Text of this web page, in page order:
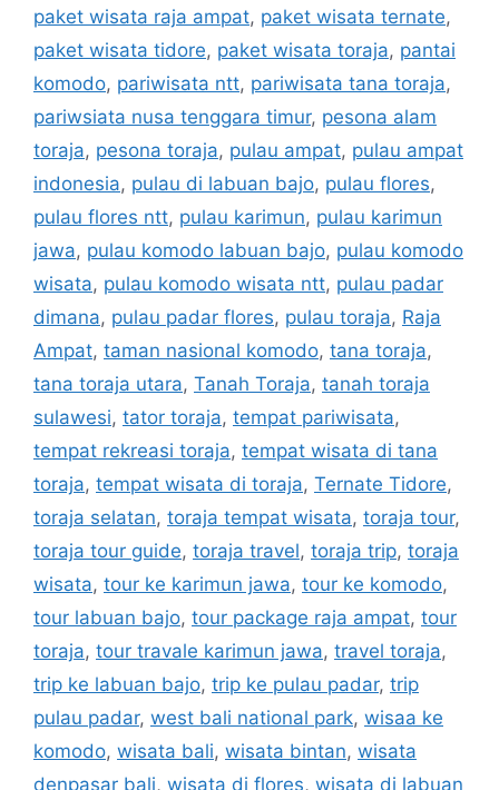
paket wisata raja ampat, paket wisata ternate,
paket wisata tidore, paket wisata toraja, pantai
komodo, pariwisata ntt, pariwisata tana toraja,
pariwsiata nusa tenggara timur, pesona alam
toraja, pesona toraja, pulau ampat, pulau ampat
indonesia, pulau di labuan bajo, pulau flores,
pulau flores ntt, pulau karimun, pulau karimun
jawa, pulau komodo labuan bajo, pulau komodo
wisata, pulau komodo wisata ntt, pulau padar
dimana, pulau padar flores, pulau toraja, Raja
Ampat, taman nasional komodo, tana toraja,
tana toraja utara, Tanah Toraja, tanah toraja
sulawesi, tator toraja, tempat pariwisata,
tempat rekreasi toraja, tempat wisata di tana
toraja, tempat wisata di toraja, Ternate Tidore,
toraja selatan, toraja tempat wisata, toraja tour,
toraja tour guide, toraja travel, toraja trip, toraja
wisata, tour ke karimun jawa, tour ke komodo,
tour labuan bajo, tour package raja ampat, tour
toraja, tour travale karimun jawa, travel toraja,
trip ke labuan bajo, trip ke pulau padar, trip
pulau padar, west bali national park, wisaa ke
komodo, wisata bali, wisata bintan, wisata
denpasar bali, wisata di flores, wisata di labuan